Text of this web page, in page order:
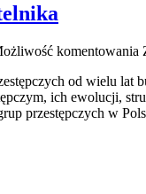
komentowania
od wielu lat
ich ewolucji,
przestępczych w